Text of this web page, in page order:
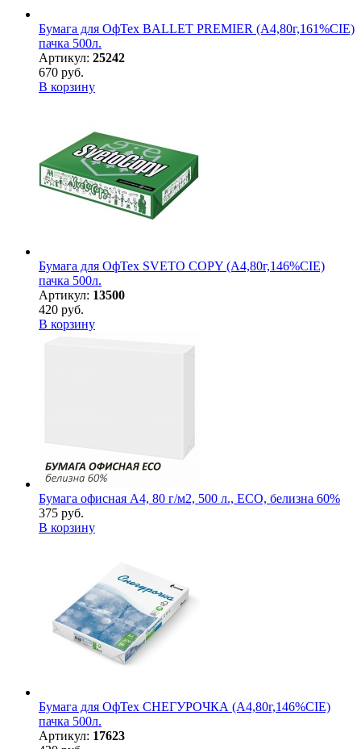
Бумага для ОфТех BALLET PREMIER (А4,80г,161%CIE)
пачка 500л.
Артикул: 25242
670 руб.
В корзину
Бумага для ОфТех SVETO COPY (А4,80г,146%CIE)
пачка 500л.
Артикул: 13500
420 руб.
В корзину
Бумага офисная А4, 80 г/м2, 500 л., ECO, белизна 60%
375 руб.
В корзину
Бумага для ОфТех СНЕГУРОЧКА (А4,80г,146%CIE)
пачка 500л.
Артикул: 17623